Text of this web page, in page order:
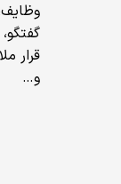
قرار
و…